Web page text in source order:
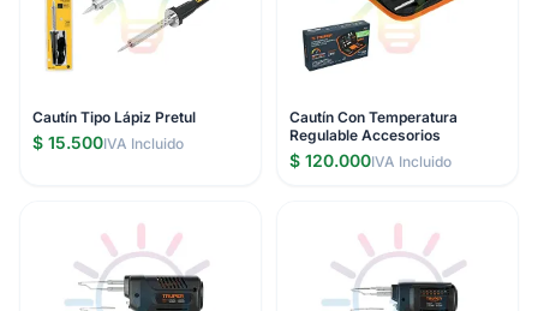
Cautín Tipo Lápiz Pretul
$ 15.500IVA Incluido
Cautín Con Temperatura
Regulable Accesorios
$ 120.000IVA Incluido